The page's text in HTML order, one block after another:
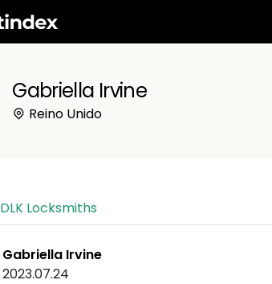
Gabriella Irvine
Reino Unido
DLK Locksmiths
Gabriella Irvine
2023.07.24